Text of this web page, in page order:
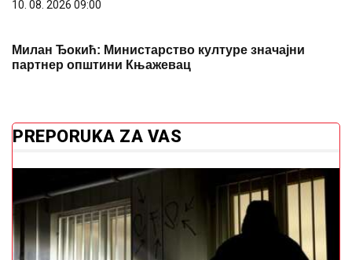
Милан Ђокић: Министарство културе значајни